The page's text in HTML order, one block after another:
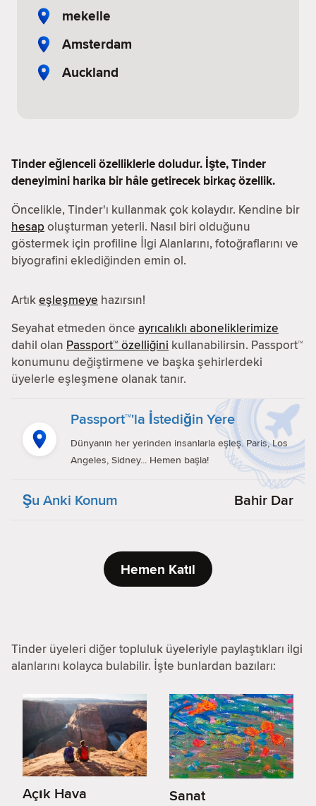
mekelle
Amsterdam
Auckland
Tinder eğlenceli özelliklerle doludur. İşte, Tinder
deneyimini harika bir hâle getirecek birkaç özellik.
Öncelikle, Tinder'ı kullanmak çok kolaydır. Kendine bir
hesap oluşturman yeterli. Nasıl biri olduğunu
göstermek için profiline İlgi Alanlarını, fotoğraflarını ve
biyografini eklediğinden emin ol.
Artıkeşleşmeye hazırsın!
Seyahat etmeden önce ayrıcalıklı aboneliklerimize
dahil olan Passport™ özelliğini kullanabilirsin. Passport™
konumunu değiştirmene ve başka şehirlerdeki
üyelerle eşleşmene olanak tanır.
Passport™'la İstediğin Yere
Dünyanın her yerinden insanlarla eşleş. Paris, Los
Angeles, Sidney... Hemen başla!
Şu Anki Konum Bahir Dar
Hemen Katıl
Tinder üyeleri diğer topluluk üyeleriyle paylaştıkları ilgi
alanlarını kolayca bulabilir. İşte bunlardan bazıları:
Açık Hava Sanat